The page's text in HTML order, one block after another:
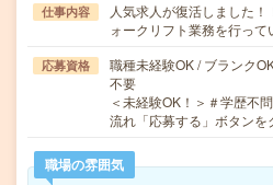
仕事内容
人気求人が復活しました
ォークリフト業務を行っ
応募資格
職種未経験OK / ブランク
不要
＜未経験OK！＞＃学歴不
流れ「応募する」ボタン
職場の雰囲気